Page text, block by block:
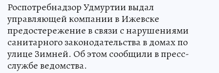
Роспотребнадзор Удмуртии выдал
управляющей компании в Ижевске
предостережение в связи с нарушениями
санитарного законодательства в домах по
улице Зимней. Об этом сообщили в пресс-
службе ведомства.